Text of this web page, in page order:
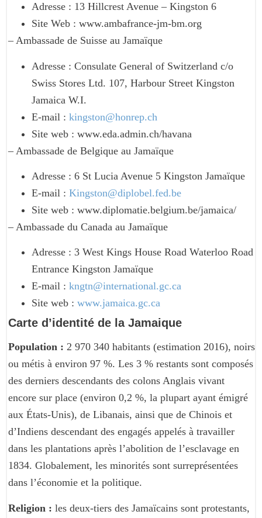
Adresse : 13 Hillcrest Avenue – Kingston 6
Site Web : www.ambafrance-jm-bm.org
– Ambassade de Suisse au Jamaïque
Adresse : Consulate General of Switzerland c/o
Swiss Stores Ltd. 107, Harbour Street Kingston
Jamaica W.I.
E-mail : kingston@honrep.ch
Site web : www.eda.admin.ch/havana
– Ambassade de Belgique au Jamaïque
Adresse : 6 St Lucia Avenue 5 Kingston Jamaïque
E-mail : Kingston@diplobel.fed.be
Site web : www.diplomatie.belgium.be/jamaica/
– Ambassade du Canada au Jamaïque
Adresse : 3 West Kings House Road Waterloo Road
Entrance Kingston Jamaïque
E-mail : kngtn@international.gc.ca
Site web : www.jamaica.gc.ca
Carte d’identité de la Jamaique
Population : 2 970 340 habitants (estimation 2016), noirs
ou métis à environ 97 %. Les 3 % restants sont composés
des derniers descendants des colons Anglais vivant
encore sur place (environ 0,2 %, la plupart ayant émigré
aux États-Unis), de Libanais, ainsi que de Chinois et
d’Indiens descendant des engagés appelés à travailler
dans les plantations après l’abolition de l’esclavage en
1834. Globalement, les minorités sont surreprésentées
dans l’économie et la politique.
Religion : les deux-tiers des Jamaïcains sont protestants,